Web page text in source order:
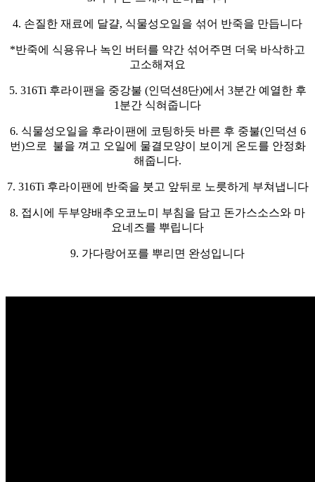
4. 손질한 재료에 달걀, 식물성오일을 섞어 반죽을 만듭니다
*반죽에 식용유나 녹인 버터를 약간 섞어주면 더욱 바삭하고
고소해져요
5. 316Ti 후라이팬을 중강불 (인덕션8단)에서 3분간 예열한 후
1분간 식혀줍니다
6. 식물성오일을 후라이팬에 코팅하듯 바른 후 중불(인덕션 6
번)으로 불을 껴고 오일에 물결모양이 보이게 온도를 안정화
해줍니다.
7. 316Ti 후라이팬에 반죽을 붓고 앞뒤로 노릇하게 부쳐냅니다
8. 접시에 두부양배추오코노미 부침을 담고 돈가스소스와 마
요네즈를 뿌립니다
9. 가다랑어포를 뿌리면 완성입니다